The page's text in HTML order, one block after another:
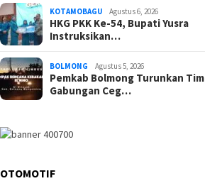
KOTAMOBAGU Agustus 6, 2026
HKG PKK Ke-54, Bupati Yusra
Instruksikan…
BOLMONG Agustus 5, 2026
Pemkab Bolmong Turunkan Tim
Gabungan Ceg…
OTOMOTIF